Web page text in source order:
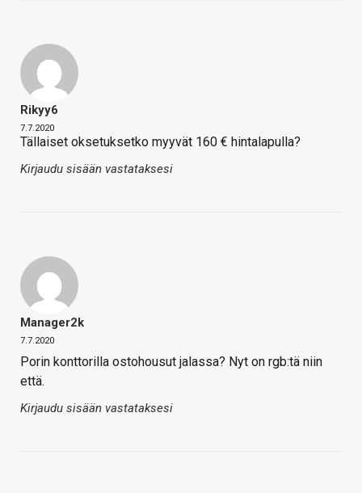
Rikyy6
7.7.2020
Tällaiset oksetuksetko myyvät 160 € hintalapulla?
Kirjaudu sisään vastataksesi
Manager2k
7.7.2020
Porin konttorilla ostohousut jalassa? Nyt on rgb:tä niin
että.
Kirjaudu sisään vastataksesi